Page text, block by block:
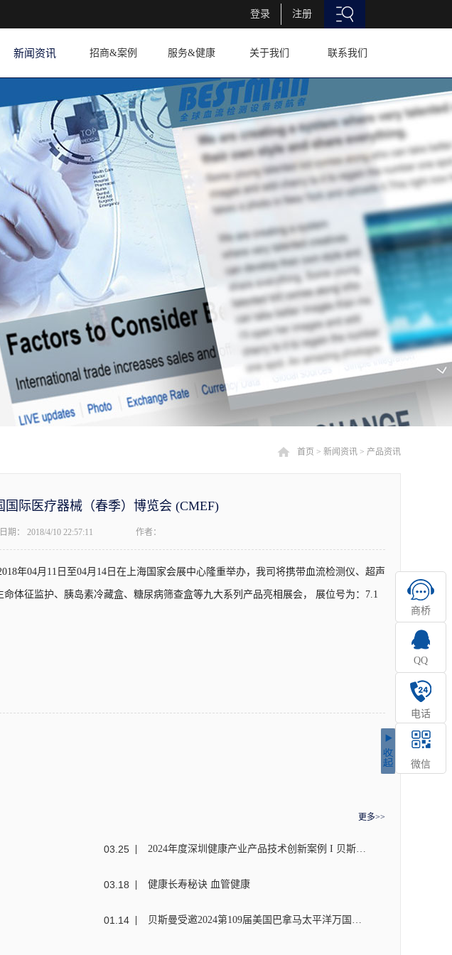
登录 注册
新闻资讯 招商&案例 服务&健康 关于我们 联系我们
首页 > 新闻资讯 > 产品资讯
国际医疗器械（春季）博览会 (CMEF)
日期： 2018/4/10 22:57:11 作者：
年04月11日至04月14日在上海国家会展中心隆重举办，我司将携带血流检测仪、超声
体征监护、胰岛素冷藏盒、糖尿病筛查盒等九大系列产品亮相展会， 展位号为：7.1
更多>>
03 25 2024年度深圳健康产业产品技术创新案例 I 贝斯曼荣获奖项
03 18 健康长寿秘诀 血管健康
01 14 贝斯曼受邀2024第109届美国巴拿马太平洋万国博览会(东盟)颁奖盛典荣获金奖
QQ
商桥
电话
微信